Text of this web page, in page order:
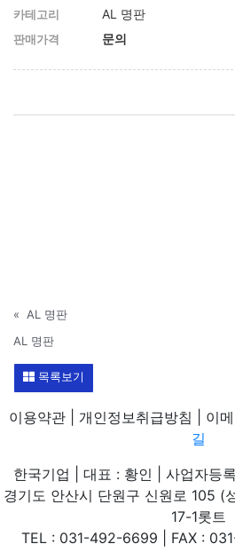
카테고리 AL 명판
판매가격
« AL 명판
AL 명판
목록보기
이용약관 | 개인정보취급방침 | 이
길
한국기업 | 대표 : 황인 | 사업자등
경기도 안산시 단원구 신원로 105 (
17-1롯트
TEL : 031-492-6699 | FAX :